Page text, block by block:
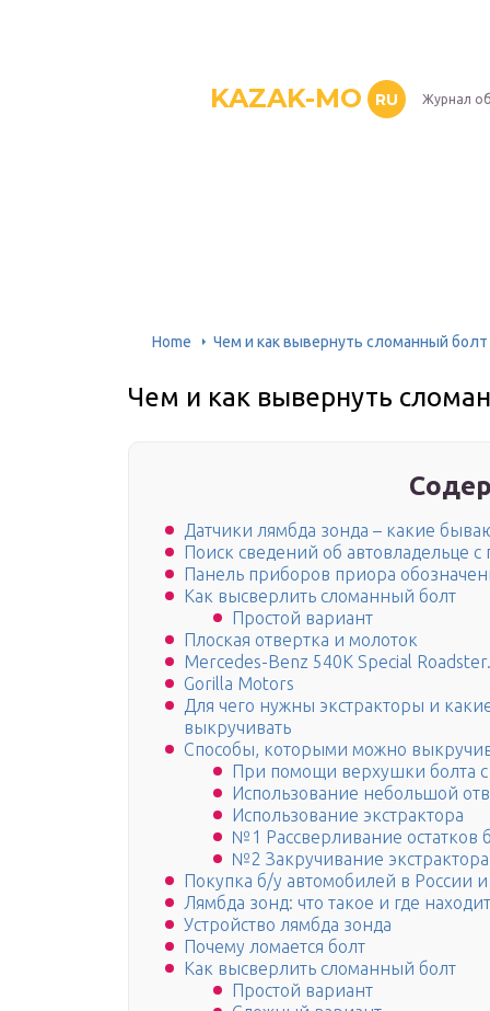
KAZAK-MO RU Журнал
Home Чем и как вывернуть сломанный
Чем и как вывернуть
Датчики лямбда зонда – какие
Поиск сведений об автовладельце
Панель приборов приора
Как высверлить сломанный болт
Простой вариант
Плоская отвертка и молоток
Mercedes-Benz 540K Special
Gorilla Motors
Для чего нужны экстракторы и
выкручивать
Способы, которыми можно
При помощи верхушки болта с
Использование небольшой
Использование экстрактора
№1 Рассверливание остатков
№2 Закручивание экстрактора
Покупка б/у автомобилей в России
Лямбда зонд: что такое и где
Устройство лямбда зонда
Почему ломается болт
Как высверлить сломанный болт
Простой вариант